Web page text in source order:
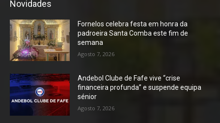
Novidades
Fornelos celebra festa em honra da
padroeira Santa Comba este fim de
semana
Agosto 7, 2026
Andebol Clube de Fafe vive “crise
financeira profunda” e suspende equipa
sénior
Agosto 7, 2026